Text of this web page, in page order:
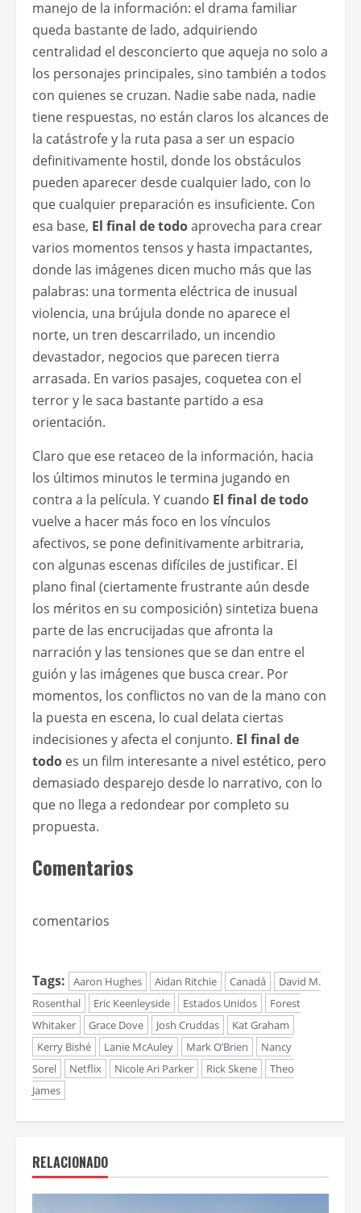
manejo de la información: el drama familiar
queda bastante de lado, adquiriendo
centralidad el desconcierto que aqueja no solo a
los personajes principales, sino también a todos
con quienes se cruzan. Nadie sabe nada, nadie
tiene respuestas, no están claros los alcances de
la catástrofe y la ruta pasa a ser un espacio
definitivamente hostil, donde los obstáculos
pueden aparecer desde cualquier lado, con lo
que cualquier preparación es insuficiente. Con
esa base, El final de todoaprovecha para crear
varios momentos tensos y hasta impactantes,
donde las imágenes dicen mucho más que las
palabras: una tormenta eléctrica de inusual
violencia, una brújula donde no aparece el
norte, un tren descarrilado, un incendio
devastador, negocios que parecen tierra
arrasada. En varios pasajes, coquetea con el
terror y le saca bastante partido a esa
orientación.
Claro que ese retaceo de la información, hacia
los últimos minutos le termina jugando en
contra a la película. Y cuando El final de todo
vuelve a hacer más foco en los vínculos
afectivos, se pone definitivamente arbitraria,
con algunas escenas difíciles de justificar. El
plano final (ciertamente frustrante aún desde
los méritos en su composición) sintetiza buena
parte de las encrucijadas que afronta la
narración y las tensiones que se dan entre el
guión y las imágenes que busca crear. Por
momentos, los conflictos no van de la mano con
la puesta en escena, lo cual delata ciertas
indecisiones y afecta el conjunto. El final de
todo es un film interesante a nivel estético, pero
demasiado desparejo desde lo narrativo, con lo
que no llega a redondear por completo su
propuesta.
Comentarios
comentarios
Tags: Aaron Hughes Aidan Ritchie Canadá
David M.
Rosenthal
Eric Keenleyside Estados Unidos
Forest
Whitaker
Grace Dove Josh Cruddas
Kat Graham
Kerry Bishé
Lanie McAuley Mark O’Brien
Nancy
Sorel
Netflix Nicole Ari Parker Rick Skene
Theo
James
RELACIONADO